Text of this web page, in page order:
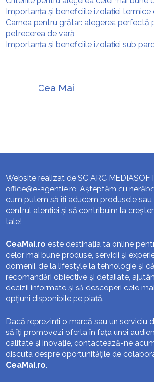
Importanța și beneficiile izolației termice
Carnea pentru grătar: alegerea perfectă
petrecerea de vară
Importanța și beneficiile izolației sub
Cea Mai
Website realizat de SC ARC
office@e-agentie.ro. Așteptăm cu
cum putem să îți aducem produsele sau
centrul atenției și să contribuim la
tale!
CeaMai.ro este destinația ta online
celor mai bune produse, servicii și
domenii, de la lifestyle la tehnologie și
recomandări obiective și detaliate,
decizii informate și să descoperi cele
opțiuni disponibile pe piață.
Dacă reprezinți o marcă sau un serviciu
să îți promovezi oferta în fața unei
calitate și inovație, contactează-ne
discuta despre oportunitățile de
CeaMai.ro.